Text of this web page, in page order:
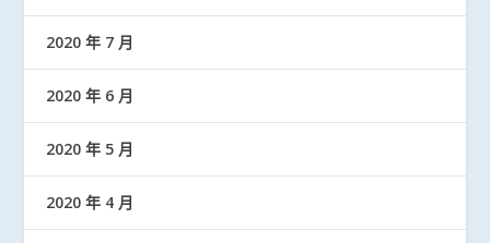
2020 年 7 月
2020 年 6 月
2020 年 5 月
2020 年 4 月